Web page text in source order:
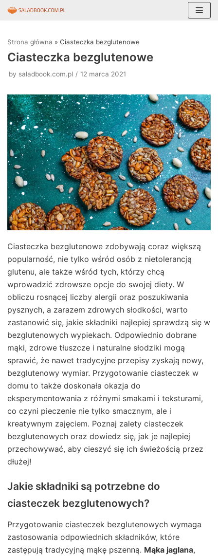
do
treści
Strona główna » Ciasteczka bezglutenowe
Ciasteczka bezglutenowe
by saladbook.com.pl 12 marca 2021
Ciasteczka bezglutenowe zdobywają coraz większą
popularność, nie tylko wśród osób z nietolerancją
glutenu, ale także wśród tych, którzy chcą
wprowadzić zdrowsze opcje do swojej diety. W
obliczu rosnącej liczby alergii oraz poszukiwania
pysznych, a zarazem zdrowych słodkości, warto
zastanowić się, jakie składniki najlepiej sprawdzą się w
bezglutenowych wypiekach. Odpowiednio dobrane
mąki, zdrowe tłuszcze i naturalne słodziki mogą
sprawić, że nawet tradycyjne przepisy zyskają nowy,
bezglutenowy wymiar. Przygotowanie ciasteczek w
domu to także doskonała okazja do
eksperymentowania z różnymi smakami i teksturami,
co czyni pieczenie nie tylko smacznym, ale i
kreatywnym zajęciem. Poznaj zalety ciasteczek
bezglutenowych oraz dowiedz się, jak je najlepiej
przechowywać, aby cieszyć się ich świeżością przez
dłużej!
Jakie składniki są potrzebne do
ciasteczek bezglutenowych?
Przygotowanie ciasteczek bezglutenowych wymaga
zastosowania odpowiednich składników, które
zastępują tradycyjną mąkę pszenną. Mąka jaglana,